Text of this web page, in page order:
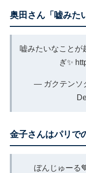
奥田さん「嘘みた
嘘みたいなこと
ぎ✨
— ガクテンソ
金子さんはパリで
ぼんじゅーる